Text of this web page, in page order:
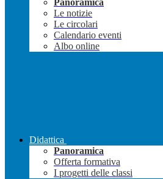
Panoramica
Le notizie
Le circolari
Calendario eventi
Albo online
Didattica
Panoramica
Offerta formativa
I progetti delle classi